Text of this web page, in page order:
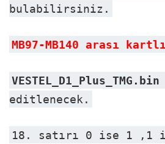
bulabilirsiniz.
MB97-MB140 arası
VESTEL_D1_Plus_TMG.bin
editlenecek.
18. satırı 0 ise 1 ,1